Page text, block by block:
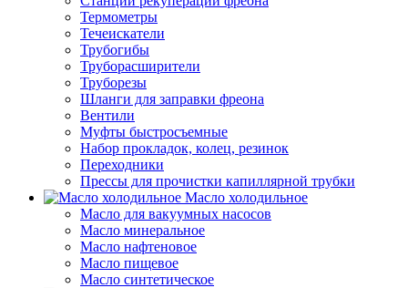
Термометры
Течеискатели
Трубогибы
Труборасширители
Труборезы
Шланги для заправки фреона
Вентили
Муфты быстросъемные
Набор прокладок, колец, резинок
Переходники
Прессы для прочистки капиллярной трубки
Масло холодильное
Масло для вакуумных насосов
Масло минеральное
Масло нафтеновое
Масло пищевое
Масло синтетическое